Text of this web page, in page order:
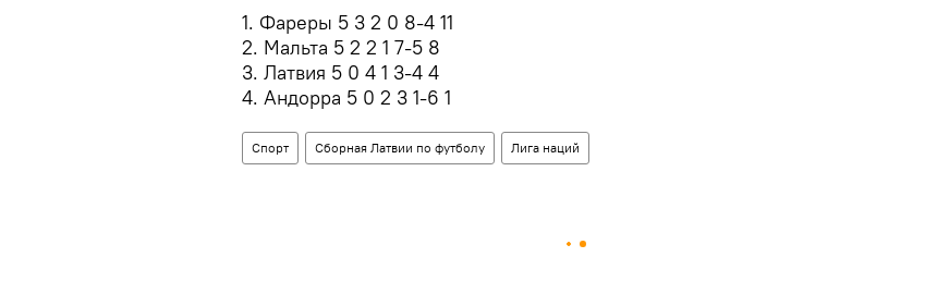
1. Фареры 5 3 2 0 8-4 11
2. Мальта 5 2 2 1 7-5 8
3. Латвия 5 0 4 1 3-4 4
4. Андорра 5 0 2 3 1-6 1
Спорт Сборная Латвии по футболу Лига наций